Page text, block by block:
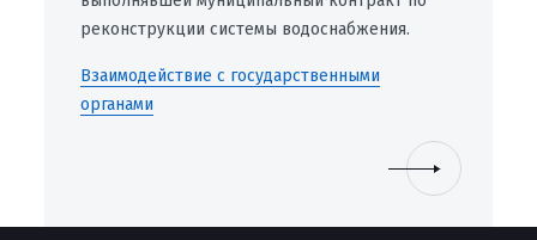
реконструкции системы водоснабжения.
Взаимодействие с государственными
органами